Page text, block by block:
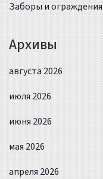
Заборы и ограждения
Архивы
августа 2026
июля 2026
июня 2026
мая 2026
апреля 2026